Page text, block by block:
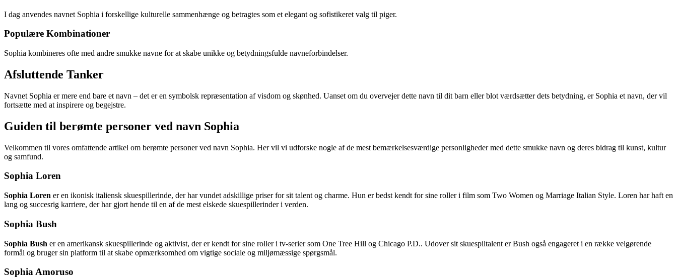
I dag anvendes navnet Sophia i forskellige kulturelle sammenhænge og betragtes som et elegant og sofistikeret valg til piger.
Populære Kombinationer
Sophia kombineres ofte med andre smukke navne for at skabe unikke og betydningsfulde navneforbindelser.
Afsluttende Tanker
Navnet Sophia er mere end bare et navn – det er en symbolsk repræsentation af visdom og skønhed. Uanset om du overvejer dette navn til dit barn eller blot værdsætter dets betydning, er Sophia et navn, der vil
fortsætte med at inspirere og begejstre.
Guiden til berømte personer ved navn Sophia
Velkommen til vores omfattende artikel om berømte personer ved navn Sophia. Her vil vi udforske nogle af de mest bemærkelsesværdige personligheder med dette smukke navn og deres bidrag til kunst, kultur
og samfund.
Sophia Loren
Sophia Loren er en ikonisk italiensk skuespillerinde, der har vundet adskillige priser for sit talent og charme. Hun er bedst kendt for sine roller i film som Two Women og Marriage Italian Style. Loren har haft en
lang og succesrig karriere, der har gjort hende til en af de mest elskede skuespillerinder i verden.
Sophia Bush
Sophia Bush er en amerikansk skuespillerinde og aktivist, der er kendt for sine roller i tv-serier som One Tree Hill og Chicago P.D.. Udover sit skuespiltalent er Bush også engageret i en række velgørende
formål og bruger sin platform til at skabe opmærksomhed om vigtige sociale og miljømæssige spørgsmål.
Sophia Amoruso